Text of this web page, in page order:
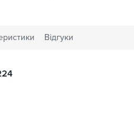
Відгуки